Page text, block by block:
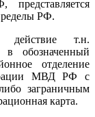
РФ.
т.н.
в обозначенный
отделение
МВД РФ с
заграничным
карта.